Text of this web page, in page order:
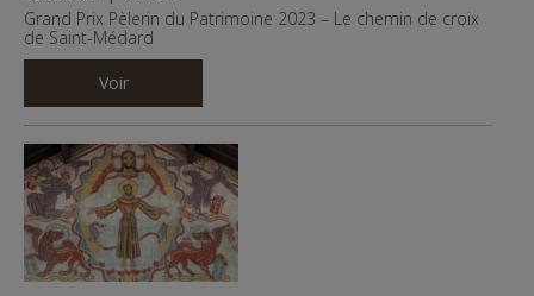
Grand Prix Pèlerin du Patrimoine 2023 – Le chemin de croix
de Saint-Médard
Voir